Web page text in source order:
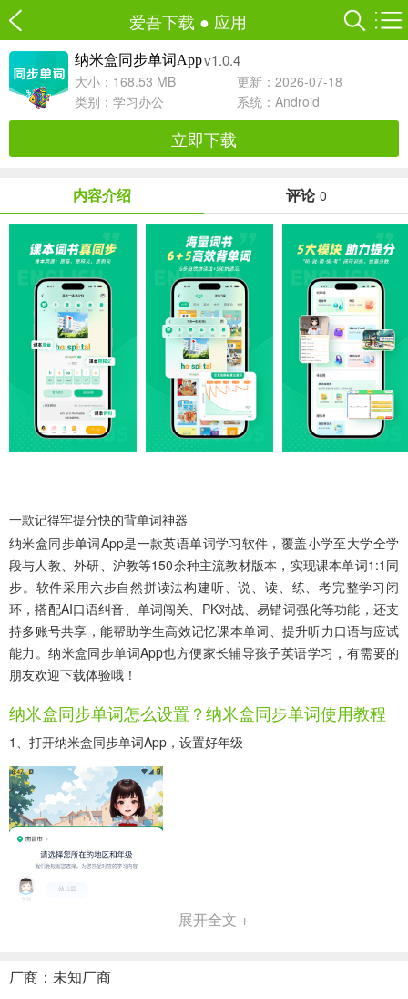
爱吾下载 ● 应用
纳米盒同步单词Appv1.0.4
大小：168.53 MB
更新：2026-07-18
类别： 学习办公 系统：Android
立即下载
内容介绍 评论 0
一款记得牢提分快的背单词神器
纳米盒同步单词App是一款英语单词学习软件，覆盖小学至大学全学
段与人教、外研、沪教等150余种主流教材版本，实现课本单词1:1同
步。软件采用六步自然拼读法构建听、说、读、练、考完整学习闭
环，搭配AI口语纠音、单词闯关、PK对战、易错词强化等功能，还支
持多账号共享，能帮助学生高效记忆课本单词、提升听力口语与应试
能力。纳米盒同步单词App也方便家长辅导孩子英语学习，有需要的
朋友欢迎下载体验哦！
纳米盒同步单词怎么设置？纳米盒同步单词使用教程
1、打开纳米盒同步单词App，设置好年级
展开全文 +
厂商：未知厂商